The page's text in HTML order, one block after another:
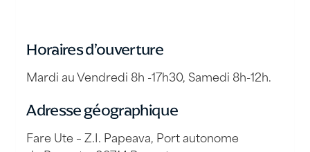
Horaires d’ouverture
Mardi au Vendredi 8h -17h30, Samedi 8h-12h.
Adresse géographique
Fare Ute – Z.I. Papeava, Port autonome